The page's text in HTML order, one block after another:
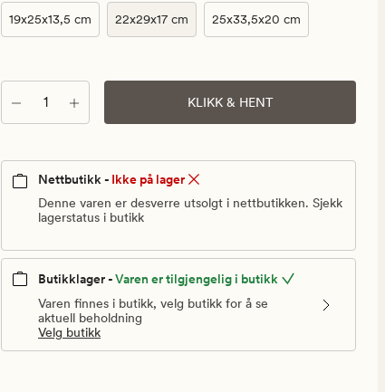
pris
69
19x25x13,5 cm 22x29x17 cm 25x33,5x20 cm
Antall KLIKK & HENT
Nettbutikk - Ikke på lager
Denne varen er desverre utsolgt i nettbutikken. Sjekk
lagerstatus i butikk
Butikklager -Varen er tilgjengelig i butikk
Varen finnes i butikk, velg butikk for å se
aktuell beholdning
Velg butikk